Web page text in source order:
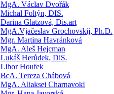
MgA. Václav Dvořák
Michal Foltýn, DIS.
Darina Glatzová, Dis.art
MgA.Vjačeslav Grochovskij, Ph.D.
Mgr. Martina Havránková
MgA. Aleš Hejcman
Lukáš Herůdek, DiS.
Libor Houfek
BcA. Tereza Chábová
MgA. Aliaksei Charnavoki